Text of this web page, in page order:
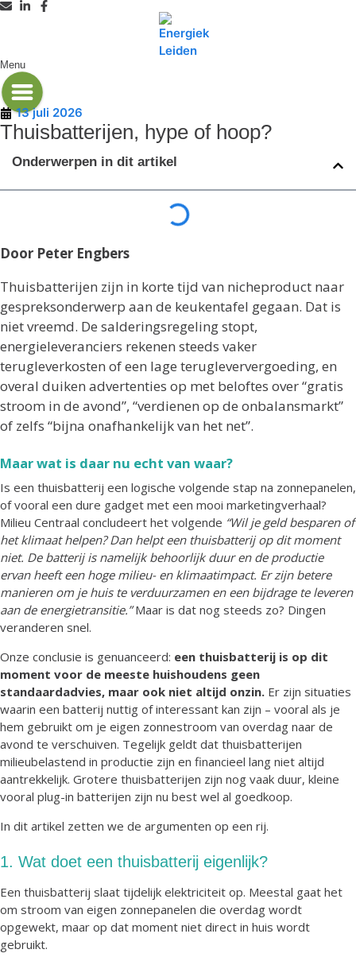
Menu
13 juli 2026
Thuisbatterijen, hype of hoop?
Door Peter Engbers
Thuisbatterijen zijn in korte tijd van nicheproduct naar
gespreksonderwerp aan de keukentafel gegaan. Dat is
niet vreemd. De salderingsregeling stopt,
energieleveranciers rekenen steeds vaker
terugleverkosten of een lage terugleververgoeding, en
overal duiken advertenties op met beloftes over “gratis
stroom in de avond”, “verdienen op de onbalansmarkt”
of zelfs “bijna onafhankelijk van het net”.
Maar wat is daar nu echt van waar?
Is een thuisbatterij een logische volgende stap na zonnepanelen,
of vooral een dure gadget met een mooi marketingverhaal?
Milieu Centraal concludeert het volgende “Wil je geld besparen of
het klimaat helpen? Dan helpt een thuisbatterij op dit moment
niet. De batterij is namelijk behoorlijk duur en de productie
ervan heeft een hoge milieu- en klimaatimpact. Er zijn betere
manieren om je huis te verduurzamen en een bijdrage te leveren
aan de energietransitie.”Maar is dat nog steeds zo? Dingen
veranderen snel.
Onze conclusie is genuanceerd: een thuisbatterij is op dit
moment voor de meeste huishoudens geen
standaardadvies, maar ook niet altijd onzin. Er zijn situaties
waarin een batterij nuttig of interessant kan zijn – vooral als je
hem gebruikt om je eigen zonnestroom van overdag naar de
avond te verschuiven. Tegelijk geldt dat thuisbatterijen
milieubelastend in productie zijn en financieel lang niet altijd
aantrekkelijk. Grotere thuisbatterijen zijn nog vaak duur, kleine
vooral plug-in batterijen zijn nu best wel al goedkoop.
In dit artikel zetten we de argumenten op een rij.
Onderwerpen in dit artikel
1. Wat doet een thuisbatterij eigenlijk?
Een thuisbatterij slaat tijdelijk elektriciteit op. Meestal gaat het
om stroom van eigen zonnepanelen die overdag wordt
opgewekt, maar op dat moment niet direct in huis wordt
gebruikt.